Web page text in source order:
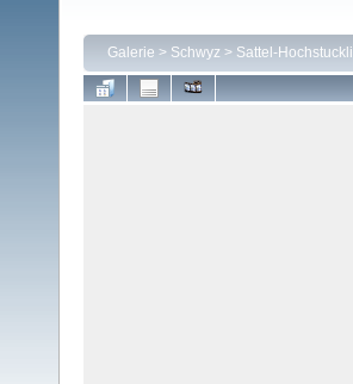
Galerie > Schwyz > Sattel-Hochstuckli